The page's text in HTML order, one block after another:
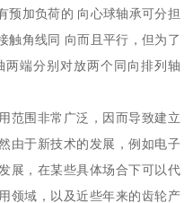
预加负荷的 向心球轴承可分担
触角线同 向而且平行，但为了
端分别对放两个同向排列轴
范围非常广泛，因而导致建立
由于新技术的发展，例如电子
展，在某些具体场合下可以代
领域，以及近些年来的齿轮产